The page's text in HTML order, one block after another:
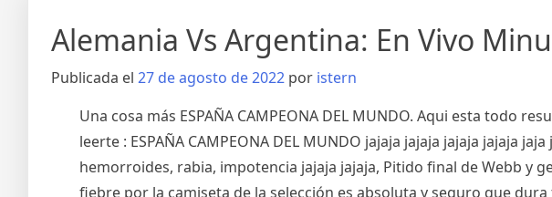
Alemania Vs Argentina: En Vivo
Publicada el 27 de agosto de 2022 por istern
Una cosa más ESPAÑA CAMPEONA DEL MUNDO. Aqui esta todo
leerte : ESPAÑA CAMPEONA DEL MUNDO jajaja jajaja jajaja jajaja
hemorroides, rabia, impotencia jajaja jajaja, Pitido final de Webb y
fiebre por la camiseta de la selección es absoluta y seguro que